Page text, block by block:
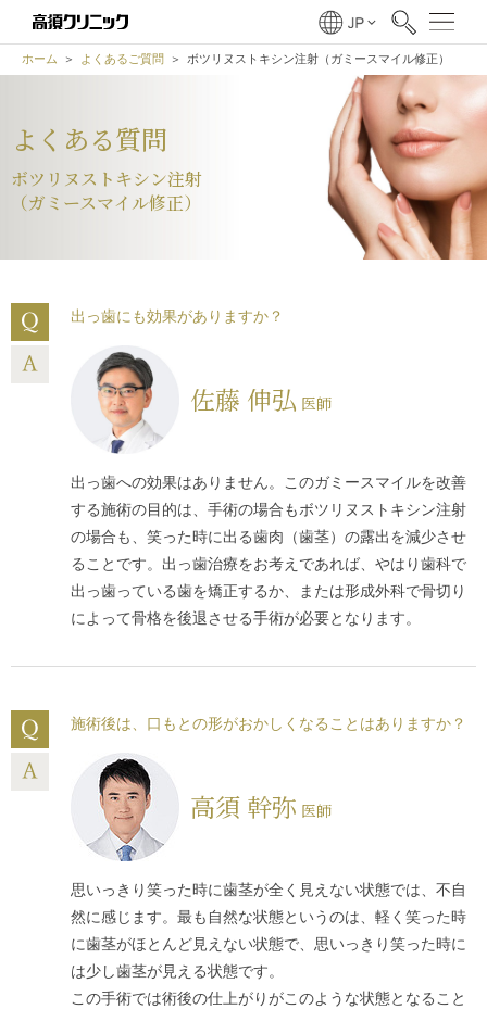
ホーム よくあるご質問 ボツリヌストキシン注射（ガミースマイル修正）
よくある質問
ボツリヌストキシン注射
（ガミースマイル修正）
出っ歯にも効果がありますか？
佐藤 伸弘 医師
出っ歯への効果はありません。このガミースマイルを改善
する施術の目的は、手術の場合もボツリヌストキシン注射
の場合も、笑った時に出る歯肉（歯茎）の露出を減少させ
ることです。出っ歯治療をお考えであれば、やはり歯科で
出っ歯っている歯を矯正するか、または形成外科で骨切り
によって骨格を後退させる手術が必要となります。
施術後は、口もとの形がおかしくなることはありますか？
高須 幹弥 医師
思いっきり笑った時に歯茎が全く見えない状態では、不自
然に感じます。最も自然な状態というのは、軽く笑った時
に歯茎がほとんど見えない状態で、思いっきり笑った時に
は少し歯茎が見える状態です。
この手術では術後の仕上がりがこのような状態となること